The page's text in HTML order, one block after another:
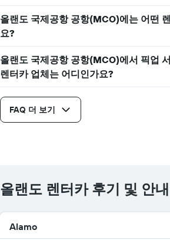
올랜도 국제공항 공항(MCO)에는 어떤
요?
올랜도 국제공항 공항(MCO)에서 픽업
렌터카 업체는 어디인가요?
FAQ 더 보기
올랜도 렌터카 후기 및 안
Alamo